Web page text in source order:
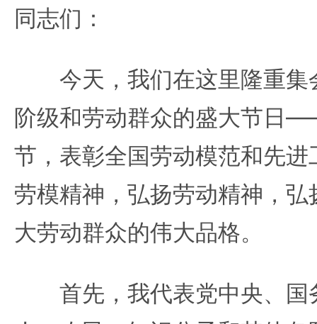
同志们：
今天，我们在这里隆重集
阶级和劳动群众的盛大节日
节，表彰全国劳动模范和先
劳模精神，弘扬劳动精神，
大劳动群众的伟大品格。
首先，我代表党中央、国